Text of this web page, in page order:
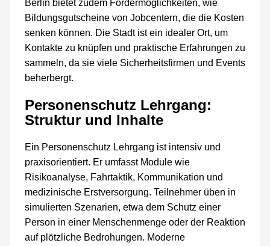
Berlin bietet zudem Fördermöglichkeiten, wie
Bildungsgutscheine von Jobcentern, die die Kosten
senken können. Die Stadt ist ein idealer Ort, um
Kontakte zu knüpfen und praktische Erfahrungen zu
sammeln, da sie viele Sicherheitsfirmen und Events
beherbergt.
Personenschutz Lehrgang:
Struktur und Inhalte
Ein Personenschutz Lehrgang ist intensiv und
praxisorientiert. Er umfasst Module wie
Risikoanalyse, Fahrtaktik, Kommunikation und
medizinische Erstversorgung. Teilnehmer üben in
simulierten Szenarien, etwa dem Schutz einer
Person in einer Menschenmenge oder der Reaktion
auf plötzliche Bedrohungen. Moderne